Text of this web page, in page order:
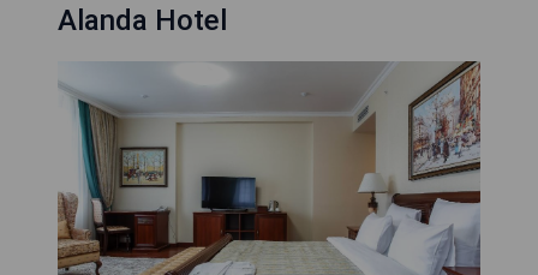
Alanda Hotel